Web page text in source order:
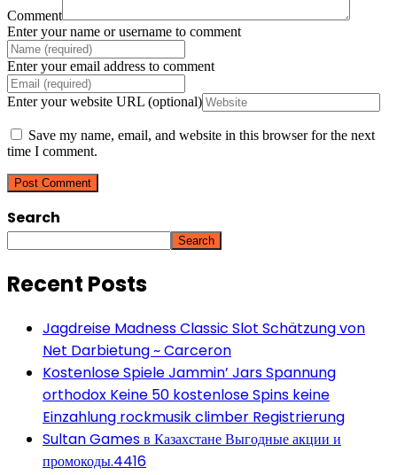
Comment
Enter your name or username to comment
Enter your email address to comment
Enter your website URL (optional)
Save my name, email, and website in this browser for the next
time I comment.
Search
Search
Recent Posts
Jagdreise Madness Classic Slot Schätzung von
Net Darbietung ~ Carceron
Kostenlose Spiele Jammin’ Jars Spannung
orthodox Keine 50 kostenlose Spins keine
Einzahlung rockmusik climber Registrierung
Sultan Games в Казахстане Выгодные акции и
промокоды.4416